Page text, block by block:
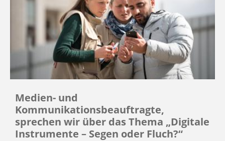
Medien- und
Kommunikationsbeauftragte,
sprechen wir über das Thema „Digitale
Instrumente – Segen oder Fluch?“